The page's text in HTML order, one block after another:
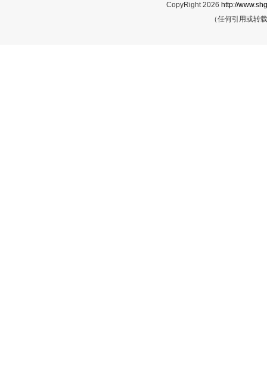
CopyRight 2026 http://
（任何引用或转